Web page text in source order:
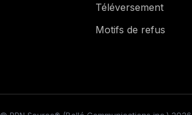
Téléversement
Motifs de refus